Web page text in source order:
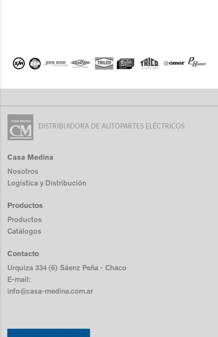
DISTRIBUIDORA DE AUTOPARTES ELÉCTRICOS
Casa Medina
Nosotros
Logistica y Distribución
Productos
Productos
Catálogos
Contacto
Urquiza 334 (6) Sáenz Peña - Chaco
E-mail:
info@casa-medina.com.ar